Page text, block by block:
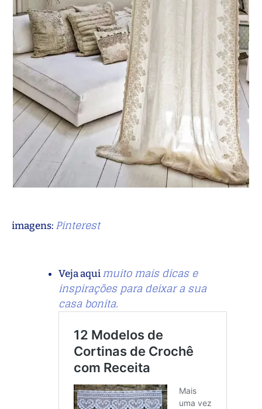
imagens: Pinterest
Veja aquimuito mais dicas e
inspirações para deixar a sua
casa bonita.